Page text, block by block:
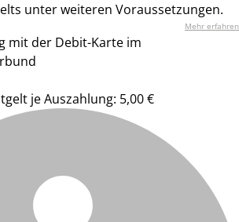
unter weiteren Voraussetzungen.
Mehr erfahren
mit der Debit-Karte im
je Auszahlung: 5,00 €